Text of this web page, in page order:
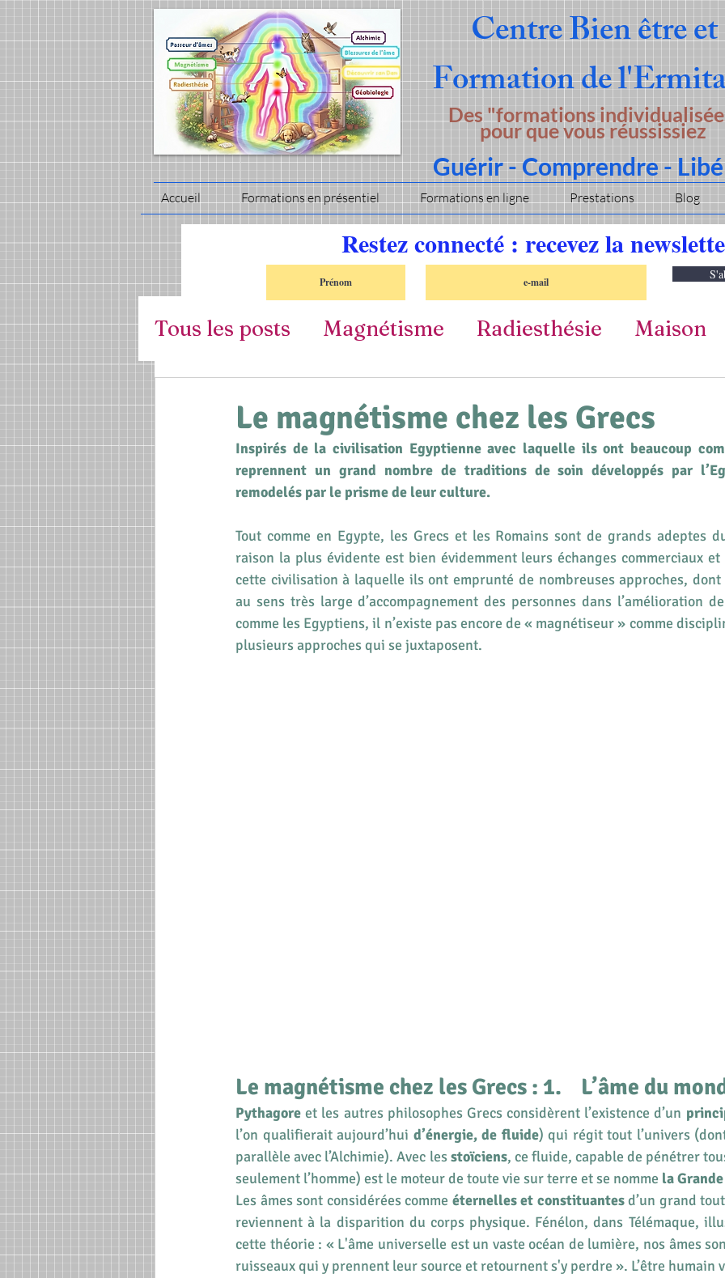
Centre Bien être et
Formationde
Des "formations
pour que vous réussissiez
Guérir - Comprendre -
Accueil Formations en présentiel Formations en ligne Prestations Blog
Tous les posts Magnétisme Radiesthésie Maison
Le magnétisme chez les Grecs
Inspirés de la civilisation Egyptienne avec laquelle ils ont beaucoup
reprennent un grand nombre de traditions de soin développés par
remodelés par le prisme de leur culture.
Tout comme en Egypte, les Grecs et les Romains sont de grands adeptes
raison la plus évidente est bien évidemment leurs échanges commerciaux
cette civilisation à laquelle ils ont emprunté de nombreuses approches, dont
au sens très large d’accompagnement des personnes dans l’amélioration
comme les Egyptiens, il n’existe pas encore de « magnétiseur » comme
plusieurs approches qui se juxtaposent.
Le magnétisme chez les Grecs : 1.    L’âme du
Pythagore et les autres philosophes Grecs considèrent l’existence d’un
l’on qualifierait aujourd’hui d’énergie, de fluide) qui régit tout l’univers
parallèle avec l’Alchimie). Avec les stoïciens, ce fluide, capable de pénétrer
seulement l’homme) est le moteur de toute vie sur terre et se nomme la
Les âmes sont considérées comme éternelles et constituantes d’un grand
reviennent à la disparition du corps physique. Fénélon, dans Télémaque,
cette théorie : « L'âme universelle est un vaste océan de lumière, nos âmes
ruisseaux qui y prennent leur source et retournent s'y perdre ». L’être humain
Restez connecté : recevez la